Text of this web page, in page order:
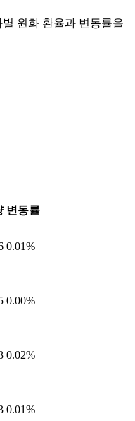
원화 환율과 변동률을
변동률
0.01%
0.00%
0.02%
0.01%